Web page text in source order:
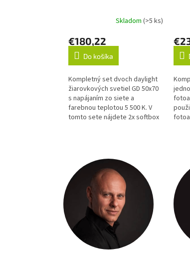
Skladom (>5 ks)
€180,22
Do košíka
Kompletný set dvoch daylight
žiarovkových svetiel GD 50x70
s napájaním zo siete a
farebnou teplotou 5 500 K. V
tomto sete nájdete 2x softbox